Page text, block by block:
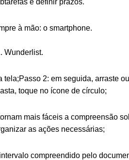
e definir prazos.
à mão: o smartphone.
Wunderlist.
2: em seguida, arraste
toque no ícone de círculo;
mais fáceis a compreensão
as ações necessárias;
compreendido pelo